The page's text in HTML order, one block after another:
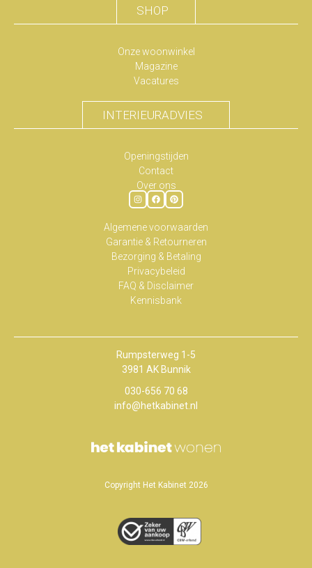
SHOP
Onze woonwinkel
Magazine
Vacatures
INTERIEURADVIES
Openingstijden
Contact
Over ons
Algemene voorwaarden
Garantie & Retourneren
Bezorging & Betaling
Privacybeleid
FAQ & Disclaimer
Kennisbank
Rumpsterweg 1-5
3981 AK Bunnik
030-656 70 68
info@hetkabinet.nl
Copyright Het Kabinet 2026